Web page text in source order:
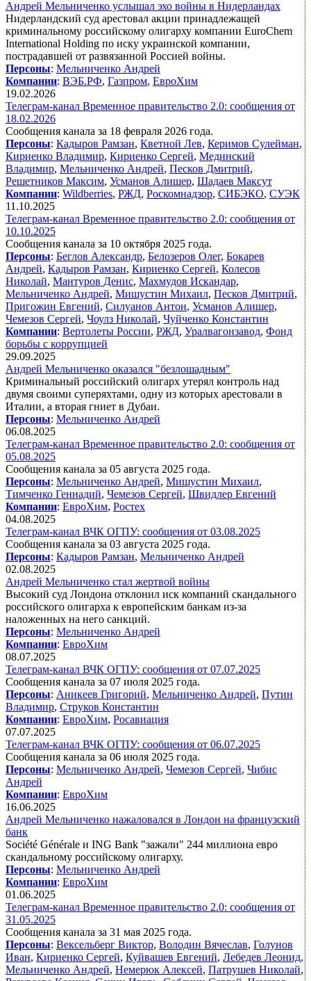
Андрей Мельниченко услышал эхо войны в Нидерландах
Нидерландский суд арестовал акции принадлежащей
криминальному российскому олигарху компании EuroChem
International Holding по иску украинской компании,
пострадавшей от развязанной Россией войны.
Персоны: Мельниченко Андрей
Компании: ВЭБ.РФ, Газпром, ЕвроХим
19.02.2026
Телеграм-канал Временное правительство 2.0: сообщения от
18.02.2026
Сообщения канала за 18 февраля 2026 года.
Персоны: Кадыров Рамзан, Кветной Лев, Керимов Сулейман,
Кириенко Владимир, Кириенко Сергей, Мединский
Владимир, Мельниченко Андрей, Песков Дмитрий,
Решетников Максим, Усманов Алишер, Шадаев Максут
Компании: Wildberries, РЖД, Роскомнадзор, СИБЭКО, СУЭК
11.10.2025
Телеграм-канал Временное правительство 2.0: сообщения от
10.10.2025
Сообщения канала за 10 октября 2025 года.
Персоны: Беглов Александр, Белозеров Олег, Бокарев
Андрей, Кадыров Рамзан, Кириенко Сергей, Колесов
Николай, Мантуров Денис, Махмудов Искандар,
Мельниченко Андрей, Мишустин Михаил, Песков Дмитрий,
Пригожин Евгений, Силуанов Антон, Усманов Алишер,
Чемезов Сергей, Чоулз Николай, Чуйченко Константин
Компании: Вертолеты России, РЖД, Уралвагонзавод, Фонд
борьбы с коррупцией
29.09.2025
Андрей Мельниченко оказался "безлошадным"
Криминальный российский олигарх утерял контроль над
двумя своими суперяхтами, одну из которых арестовали в
Италии, а вторая гниет в Дубаи.
Персоны: Мельниченко Андрей
06.08.2025
Телеграм-канал Временное правительство 2.0: сообщения от
05.08.2025
Сообщения канала за 05 августа 2025 года.
Персоны: Мельниченко Андрей, Мишустин Михаил,
Тимченко Геннадий, Чемезов Сергей, Швидлер Евгений
Компании: ЕвроХим, Ростех
04.08.2025
Телеграм-канал ВЧК ОГПУ: сообщения от 03.08.2025
Сообщения канала за 03 августа 2025 года.
Персоны: Кадыров Рамзан, Мельниченко Андрей
02.08.2025
Андрей Мельниченко стал жертвой войны
Высокий суд Лондона отклонил иск компаний скандального
российского олигарха к европейским банкам из-за
наложенных на него санкций.
Персоны: Мельниченко Андрей
Компании: ЕвроХим
08.07.2025
Телеграм-канал ВЧК ОГПУ: сообщения от 07.07.2025
Сообщения канала за 07 июля 2025 года.
Персоны: Аникеев Григорий, Мельниченко Андрей, Путин
Владимир, Струков Константин
Компании: ЕвроХим, Росавиация
07.07.2025
Телеграм-канал ВЧК ОГПУ: сообщения от 06.07.2025
Сообщения канала за 06 июля 2025 года.
Персоны: Мельниченко Андрей, Чемезов Сергей, Чибис
Андрей
Компании: ЕвроХим
16.06.2025
Андрей Мельниченко нажаловался в Лондон на французский
банк
Société Générale и ING Bank "зажали" 244 миллиона евро
скандальному российскому олигарху.
Персоны: Мельниченко Андрей
Компании: ЕвроХим
01.06.2025
Телеграм-канал Временное правительство 2.0: сообщения от
31.05.2025
Сообщения канала за 31 мая 2025 года.
Персоны: Вексельберг Виктор, Володин Вячеслав, Голунов
Иван, Кириенко Сергей, Куйвашев Евгений, Лебедев Леонид,
Мельниченко Андрей, Немерюк Алексей, Патрушев Николай,